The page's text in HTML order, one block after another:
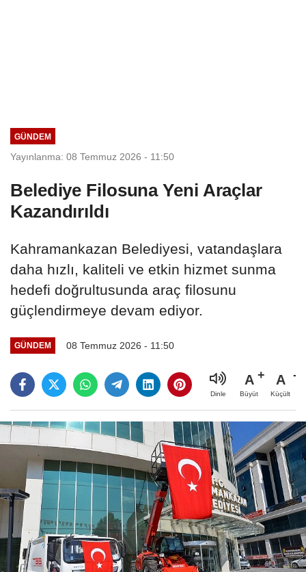
GÜNDEM
Yayınlanma: 08 Temmuz 2026 - 11:50
Belediye Filosuna Yeni Araçlar
Kazandırıldı
Kahramankazan Belediyesi, vatandaşlara
daha hızlı, kaliteli ve etkin hizmet sunma
hedefi doğrultusunda araç filosunu
güçlendirmeye devam ediyor.
GÜNDEM 08 Temmuz 2026 - 11:50
Dinle
A
Büyüt
A
Küçült